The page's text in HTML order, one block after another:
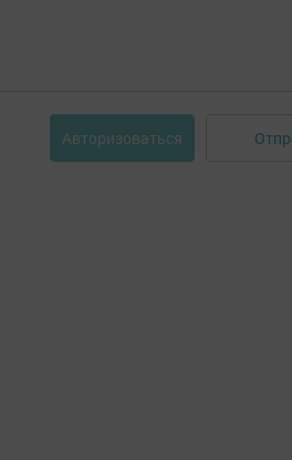
Авторизоваться